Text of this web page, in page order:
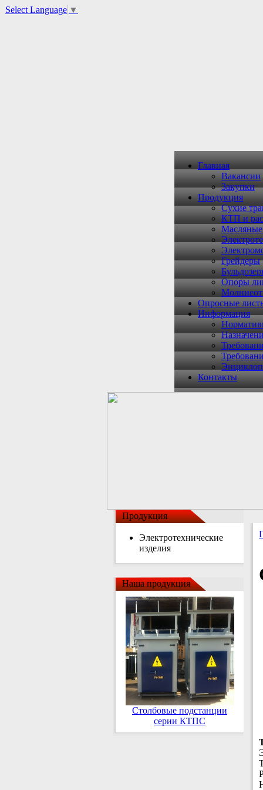
Select Language ▼
Главная
Вакансии
Закупки
Продукция
Сухие
КТП и
Грейдеры
Опоры
Опросные
Информация
Контакты
Продукция
Электротехнические
изделия
Наша продукция
Столбовые подстанции
серии КТПС